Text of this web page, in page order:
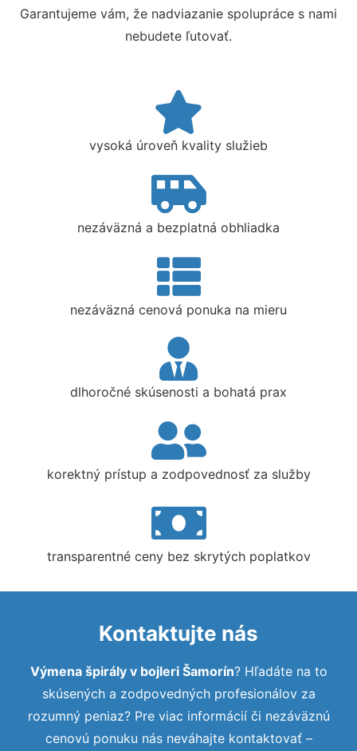
Garantujeme vám, že nadviazanie spolupráce s nami
nebudete ľutovať.
vysoká úroveň kvality služieb
nezáväzná a bezplatná obhliadka
nezáväzná cenová ponuka na mieru
dlhoročné skúsenosti a bohatá prax
korektný prístup a zodpovednosť za služby
transparentné ceny bez skrytých poplatkov
Kontaktujte nás
Výmena špirály v bojleri Šamorín? Hľadáte na to
skúsených a zodpovedných profesionálov za
rozumný peniaz? Pre viac informácií či nezáväznú
cenovú ponuku nás neváhajte kontaktovať –